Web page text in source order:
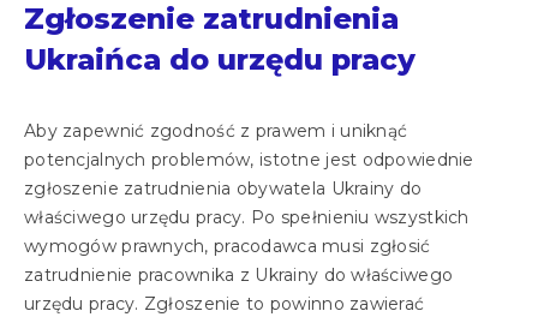
Zgłoszenie zatrudnienia
Ukraińca do urzędu pracy
Aby zapewnić zgodność z prawem i uniknąć
potencjalnych problemów, istotne jest odpowiednie
zgłoszenie zatrudnienia obywatela Ukrainy do
właściwego urzędu pracy. Po spełnieniu wszystkich
wymogów prawnych, pracodawca musi zgłosić
zatrudnienie pracownika z Ukrainy do właściwego
urzędu pracy. Zgłoszenie to powinno zawierać